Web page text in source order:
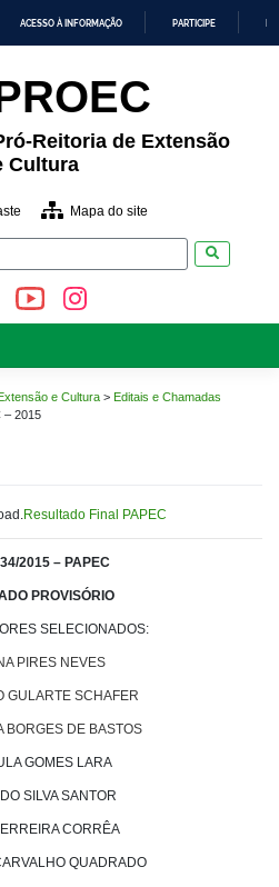
CONTEÚDO
ACESSO À INFORMAÇÃO PARTICIPE
Reitoria de Extensão
Cultura
Mapa do site
e Cultura > Editais e Chamadas
– 2015
Resultado Final PAPEC
2015 – PAPEC
PROVISÓRIO
SELECIONADOS:
PIRES NEVES
GULARTE SCHAFER
BORGES DE BASTOS
GOMES LARA
SILVA SANTOR
CORRÊA
QUADRADO